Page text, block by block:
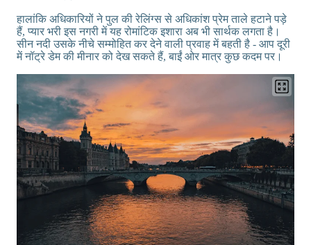
हालांकि अधिकारियों ने पुल की रेलिंग्स से अधिकांश प्रेम ताले हटाने पड़े
हैं, प्यार भरी इस नगरी में यह रोमांटिक इशारा अब भी सार्थक लगता है।
सीन नदी उसके नीचे सम्मोहित कर देने वाली प्रवाह में बहती है - आप दूरी
में नॉट्रे डेम की मीनार को देख सकते हैं, बाईं ओर मात्र कुछ कदम पर।